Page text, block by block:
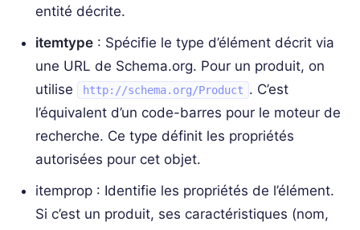
entité décrite.
itemtype : Spécifie le type d’élément décrit via
une URL de Schema.org. Pour un produit, on
utilise
http://schema.org/Product . C’est
l’équivalent d’un code-barres pour le moteur de
recherche. Ce type définit les propriétés
autorisées pour cet objet.
itemprop : Identifie les propriétés de l’élément.
Si c’est un produit, ses caractéristiques (nom,